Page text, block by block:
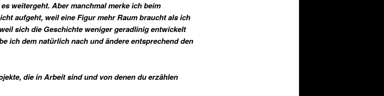
weitergeht. Aber manchmal merke ich beim
aufgeht, weil eine Figur mehr Raum braucht als ich
sich die Geschichte weniger geradlinig entwickelt
ich dem natürlich nach und ändere entsprechend den
die in Arbeit sind und von denen du erzählen